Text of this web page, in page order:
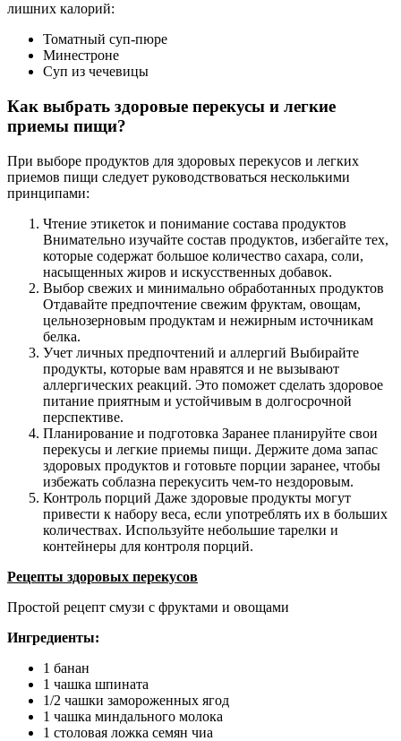
лишних калорий:
Томатный суп-пюре
Минестроне
Суп из чечевицы
Как выбрать здоровые перекусы и легкие
приемы пищи?
При выборе продуктов для здоровых перекусов и легких
приемов пищи следует руководствоваться несколькими
принципами:
Чтение этикеток и понимание состава продуктов
Внимательно изучайте состав продуктов, избегайте тех,
которые содержат большое количество сахара, соли,
насыщенных жиров и искусственных добавок.
Выбор свежих и минимально обработанных продуктов
Отдавайте предпочтение свежим фруктам, овощам,
цельнозерновым продуктам и нежирным источникам
белка.
Учет личных предпочтений и аллергий Выбирайте
продукты, которые вам нравятся и не вызывают
аллергических реакций. Это поможет сделать здоровое
питание приятным и устойчивым в долгосрочной
перспективе.
Планирование и подготовка Заранее планируйте свои
перекусы и легкие приемы пищи. Держите дома запас
здоровых продуктов и готовьте порции заранее, чтобы
избежать соблазна перекусить чем-то нездоровым.
Контроль порций Даже здоровые продукты могут
привести к набору веса, если употреблять их в больших
количествах. Используйте небольшие тарелки и
контейнеры для контроля порций.
Рецепты здоровых перекусов
Простой рецепт смузи с фруктами и овощами
Ингредиенты:
1 банан
1 чашка шпината
1/2 чашки замороженных ягод
1 чашка миндального молока
1 столовая ложка семян чиа